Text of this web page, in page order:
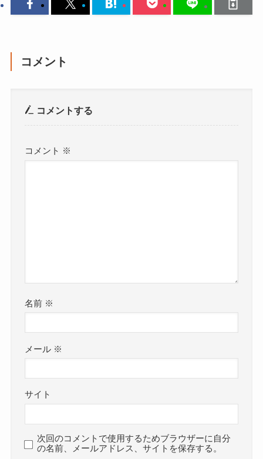
コメント
コメントする
コメント ※
名前 ※
メール ※
サイト
次回のコメントで使用するためブラウザーに自分
の名前、メールアドレス、サイトを保存する。